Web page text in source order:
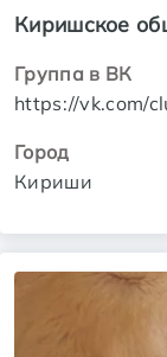
Киришское
Группа в ВК
https://vk.com/
Город
Кириши